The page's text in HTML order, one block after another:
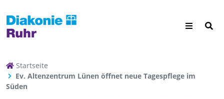
Startseite
Ev. Altenzentrum Lünen öffnet neue Tagespflege im
Süden